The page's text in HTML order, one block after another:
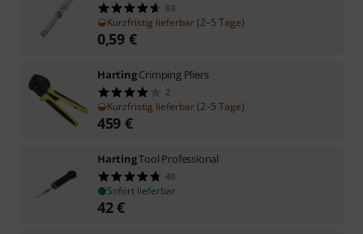
83
Kurzfristig lieferbar (2–5 Tage)
0,59 €
HartingCrimping Pliers
2
Kurzfristig lieferbar (2–5 Tage)
459 €
HartingTool Professional
40
Sofort lieferbar
42€